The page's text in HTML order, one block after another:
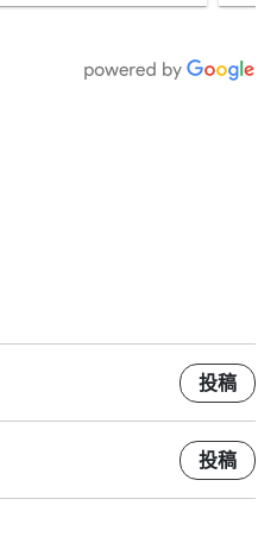
投稿
投稿